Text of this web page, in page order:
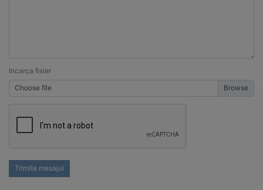
Incarca fisier
Choose file
Trimite mesajul